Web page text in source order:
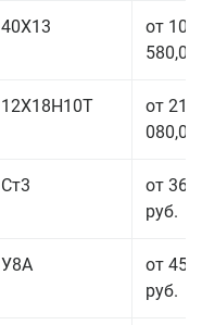
40Х13
от 106
580,00
12Х18Н10Т
от 215
080,00
Ст3
от 36
руб.
У8А
от 45
руб.